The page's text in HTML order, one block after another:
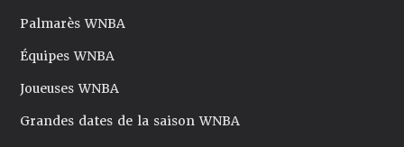
Palmarès WNBA
Équipes WNBA
Joueuses WNBA
Grandes dates de la saison WNBA